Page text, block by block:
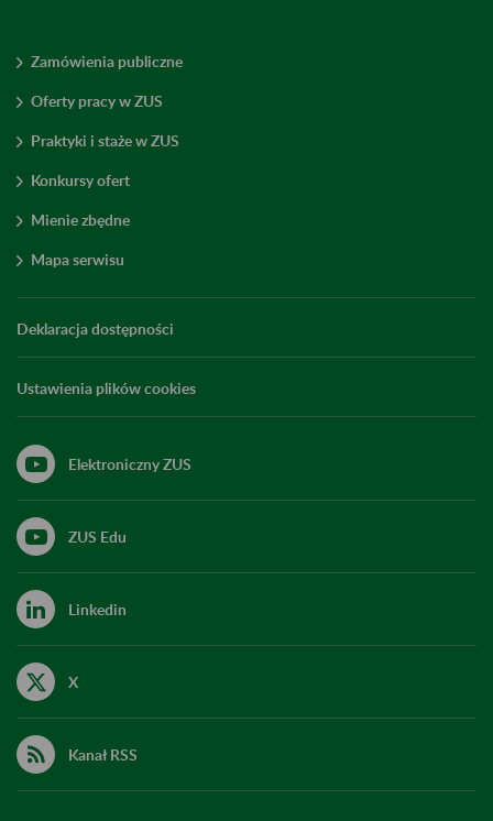
Zamówienia publiczne
Oferty pracy w ZUS
Praktyki i staże w ZUS
Konkursy ofert
Mienie zbędne
Mapa serwisu
Deklaracja dostępności
Ustawienia plików cookies
Elektroniczny ZUS
ZUS Edu
Linkedin
X
Kanał RSS